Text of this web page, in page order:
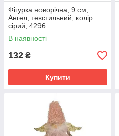
Фігурка новорічна, 9 см,
Ангел, текстильний, колір
сірий, 4296
В наявності
132 ₴
Купити